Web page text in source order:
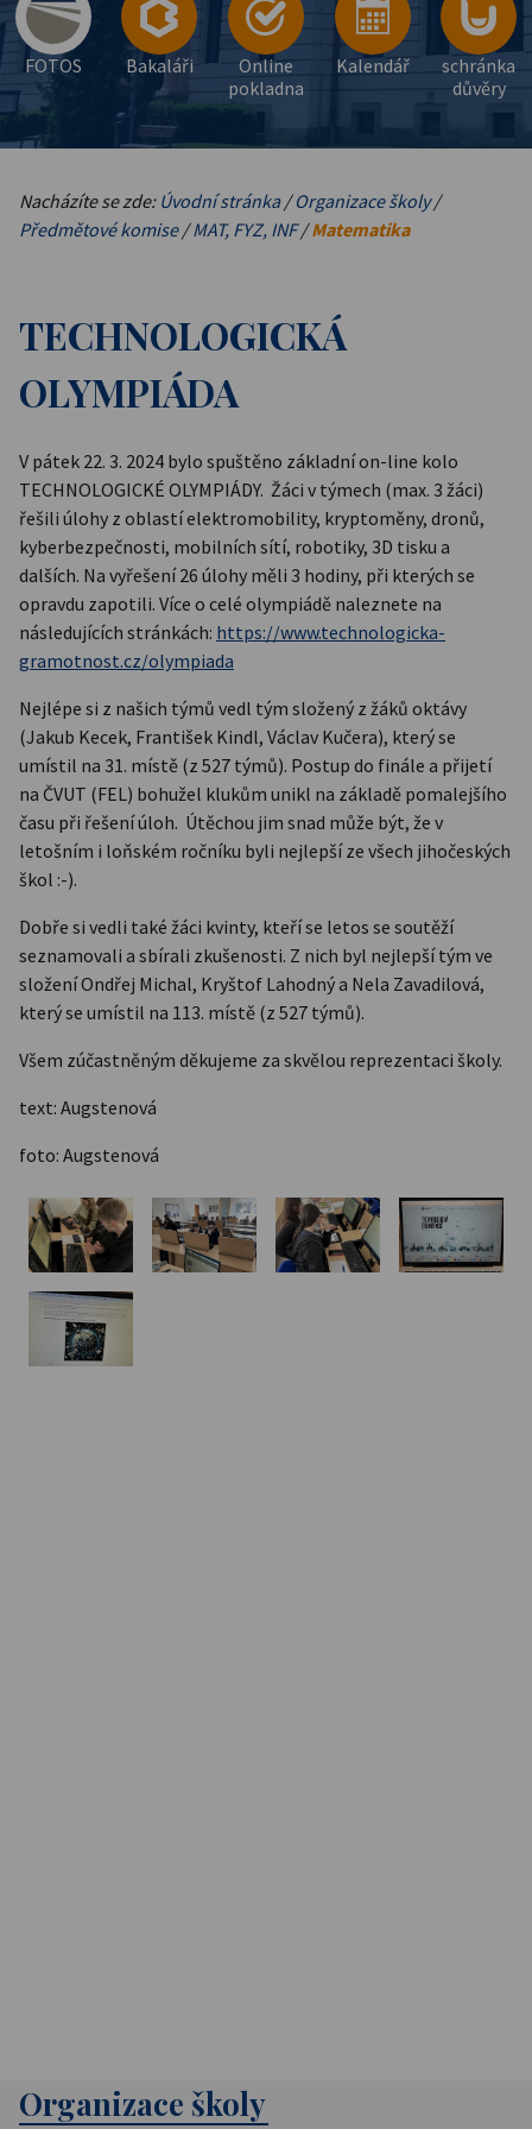
FOTOS Bakaláři
Online
pokladna
Kalendář
schránka
důvěry
Nacházíte se zde: Úvodní stránka/Organizace školy/
Předmětové komise/MAT, FYZ, INF/Matematika
TECHNOLOGICKÁ
OLYMPIÁDA
V pátek 22. 3. 2024 bylo spuštěno základní on-line kolo
TECHNOLOGICKÉ OLYMPIÁDY. Žáci v týmech (max. 3 žáci)
řešili úlohy z oblastí elektromobility, kryptoměny, dronů,
kyberbezpečnosti, mobilních sítí, robotiky, 3D tisku a
dalších. Na vyřešení 26 úlohy měli 3 hodiny, při kterých se
opravdu zapotili. Více o celé olympiádě naleznete na
následujících stránkách: https://www.technologicka-
gramotnost.cz/olympiada
Nejlépe si z našich týmů vedl tým složený z žáků oktávy
(Jakub Kecek, František Kindl, Václav Kučera), který se
umístil na 31. místě (z 527 týmů). Postup do finále a přijetí
na ČVUT (FEL) bohužel klukům unikl na základě pomalejšího
času při řešení úloh. Útěchou jim snad může být, že v
letošním i loňském ročníku byli nejlepší ze všech jihočeských
škol :-).
Dobře si vedli také žáci kvinty, kteří se letos se soutěží
seznamovali a sbírali zkušenosti. Z nich byl nejlepší tým ve
složení Ondřej Michal, Kryštof Lahodný a Nela Zavadilová,
který se umístil na 113. místě (z 527 týmů).
Všem zúčastněným děkujeme za skvělou reprezentaci školy.
text: Augstenová
foto: Augstenová
Organizace školy